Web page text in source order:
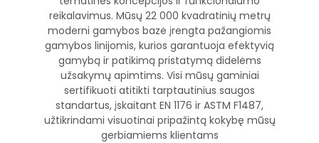
reikalavimus. Mūsų 22 000 kvadratinių metrų
moderni gamybos bazė įrengta pažangiomis
gamybos linijomis, kurios garantuoja efektyvią
gamybą ir patikimą pristatymą didelėms
užsakymų apimtims. Visi mūsų gaminiai
sertifikuoti atitikti tarptautinius saugos
standartus, įskaitant EN 1176 ir ASTM F1487,
užtikrindami visuotinai pripažintą kokybę mūsų
gerbiamiems klientams